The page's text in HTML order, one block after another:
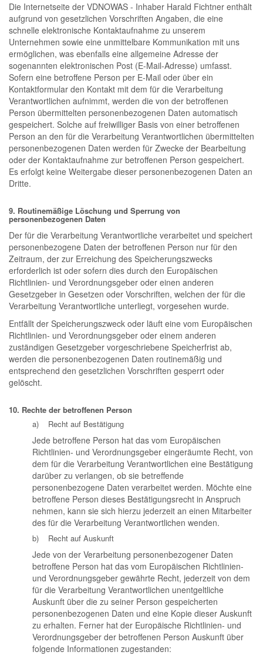
Die Internetseite der VDNOWAS - Inhaber Harald Fichtner enthält
aufgrund von gesetzlichen Vorschriften Angaben, die eine
schnelle elektronische Kontaktaufnahme zu unserem
Unternehmen sowie eine unmittelbare Kommunikation mit uns
ermöglichen, was ebenfalls eine allgemeine Adresse der
sogenannten elektronischen Post (E-Mail-Adresse) umfasst.
Sofern eine betroffene Person per E-Mail oder über ein
Kontaktformular den Kontakt mit dem für die Verarbeitung
Verantwortlichen aufnimmt, werden die von der betroffenen
Person übermittelten personenbezogenen Daten automatisch
gespeichert. Solche auf freiwilliger Basis von einer betroffenen
Person an den für die Verarbeitung Verantwortlichen übermittelten
personenbezogenen Daten werden für Zwecke der Bearbeitung
oder der Kontaktaufnahme zur betroffenen Person gespeichert.
Es erfolgt keine Weitergabe dieser personenbezogenen Daten an
Dritte.
9. Routinemäßige Löschung und Sperrung von
personenbezogenen Daten
Der für die Verarbeitung Verantwortliche verarbeitet und speichert
personenbezogene Daten der betroffenen Person nur für den
Zeitraum, der zur Erreichung des Speicherungszwecks
erforderlich ist oder sofern dies durch den Europäischen
Richtlinien- und Verordnungsgeber oder einen anderen
Gesetzgeber in Gesetzen oder Vorschriften, welchen der für die
Verarbeitung Verantwortliche unterliegt, vorgesehen wurde.
Entfällt der Speicherungszweck oder läuft eine vom Europäischen
Richtlinien- und Verordnungsgeber oder einem anderen
zuständigen Gesetzgeber vorgeschriebene Speicherfrist ab,
werden die personenbezogenen Daten routinemäßig und
entsprechend den gesetzlichen Vorschriften gesperrt oder
gelöscht.
10. Rechte der betroffenen Person
a) Recht auf Bestätigung
Jede betroffene Person hat das vom Europäischen
Richtlinien- und Verordnungsgeber eingeräumte Recht, von
dem für die Verarbeitung Verantwortlichen eine Bestätigung
darüber zu verlangen, ob sie betreffende
personenbezogene Daten verarbeitet werden. Möchte eine
betroffene Person dieses Bestätigungsrecht in Anspruch
nehmen, kann sie sich hierzu jederzeit an einen Mitarbeiter
des für die Verarbeitung Verantwortlichen wenden.
b) Recht auf Auskunft
Jede von der Verarbeitung personenbezogener Daten
betroffene Person hat das vom Europäischen Richtlinien-
und Verordnungsgeber gewährte Recht, jederzeit von dem
für die Verarbeitung Verantwortlichen unentgeltliche
Auskunft über die zu seiner Person gespeicherten
personenbezogenen Daten und eine Kopie dieser Auskunft
zu erhalten. Ferner hat der Europäische Richtlinien- und
Verordnungsgeber der betroffenen Person Auskunft über
folgende Informationen zugestanden: